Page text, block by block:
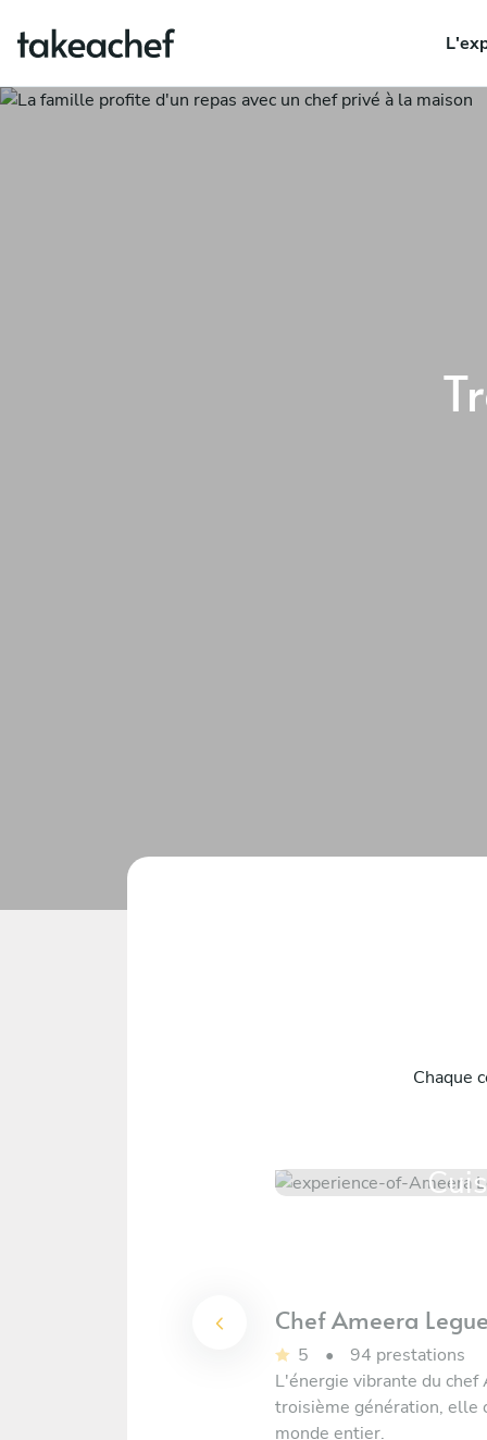
Chaque
ChefAmeera
5 •
94 prestations
L'énergie vibrante du
troisième génération, elle
monde entier.